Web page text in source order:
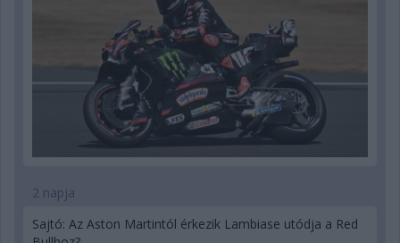
2 napja
Sajtó: Az Aston Martintól érkezik Lambiase utódja a Red